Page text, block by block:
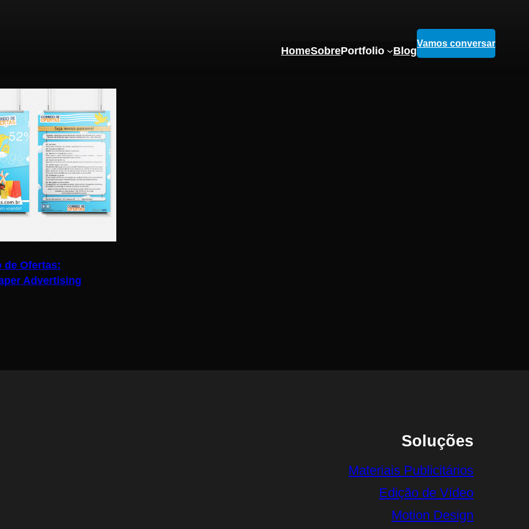
HomeSobrePortfolio Blog
Vamos conversar
de Ofertas:
Advertising
Soluções
Materiais Publicitários
Edição de Vídeo
Motion Design